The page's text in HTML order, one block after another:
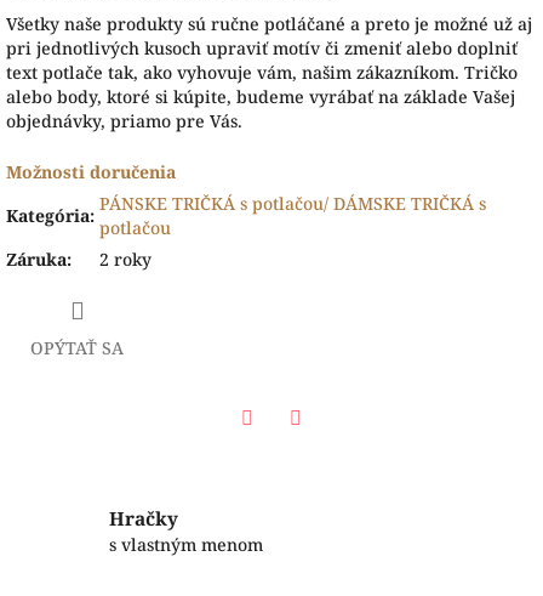
Všetky naše produkty sú ručne potláčané a preto je možné už aj
pri jednotlivých kusoch upraviť motív či zmeniť alebo doplniť
text potlače tak, ako vyhovuje vám, našim zákazníkom. Tričko
alebo body, ktoré si kúpite, budeme vyrábať na základe Vašej
objednávky, priamo pre Vás.
Možnosti doručenia
Kategória:
PÁNSKE TRIČKÁ s potlačou/ DÁMSKE TRIČKÁ s
potlačou
Záruka: 2 roky
OPÝTAŤ SA
Hračky
s vlastným menom